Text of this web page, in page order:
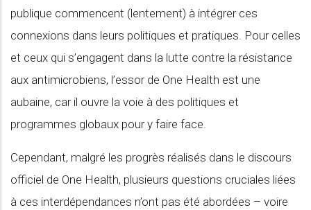
publique commencent (lentement) à intégrer ces
connexions dans leurs politiques et pratiques. Pour celles
et ceux qui s’engagent dans la lutte contre la résistance
aux antimicrobiens, l’essor de One Health est une
aubaine, car il ouvre la voie à des politiques et
programmes globaux pour y faire face.
Cependant, malgré les progrès réalisés dans le discours
officiel de One Health, plusieurs questions cruciales liées
à ces interdépendances n’ont pas été abordées – voire